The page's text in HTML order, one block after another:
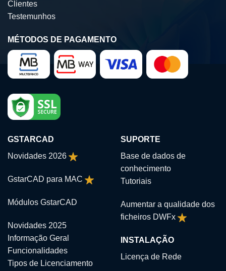
Clientes
Testemunhos
MÉTODOS DE PAGAMENTO
GSTARCAD
Novidades 2026
GstarCAD para MAC
Módulos GstarCAD
Novidades 2025
Informação Geral
Funcionalidades
Tipos de Licenciamento
SUPORTE
Base de dados de
conhecimento
Tutoriais
Aumentar a qualidade dos
ficheiros DWFx
INSTALAÇÃO
Licença de Rede